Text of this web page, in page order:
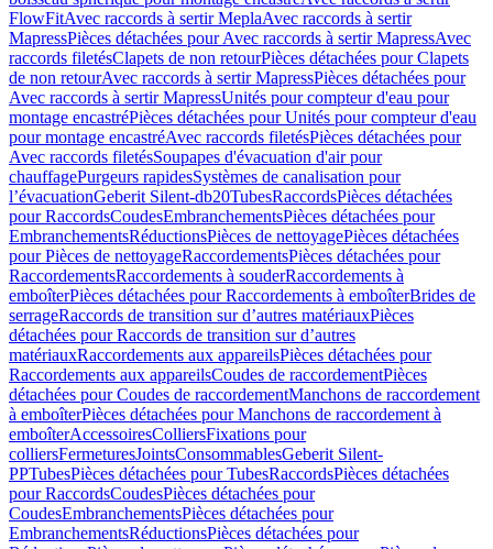
FlowFitAvec raccords à sertir MeplaAvec raccords à sertir
MapressPièces détachées pour Avec raccords à sertir MapressAvec
raccords filetésClapets de non retourPièces détachées pour Clapets
de non retourAvec raccords à sertir MapressPièces détachées pour
Avec raccords à sertir MapressUnités pour compteur d'eau pour
montage encastréPièces détachées pour Unités pour compteur d'eau
pour montage encastréAvec raccords filetésPièces détachées pour
Avec raccords filetésSoupapes d'évacuation d'air pour
chauffagePurgeurs rapidesSystèmes de canalisation pour
l’évacuationGeberit Silent-db20TubesRaccordsPièces détachées
pour RaccordsCoudesEmbranchementsPièces détachées pour
EmbranchementsRéductionsPièces de nettoyagePièces détachées
pour Pièces de nettoyageRaccordementsPièces détachées pour
RaccordementsRaccordements à souderRaccordements à
emboîterPièces détachées pour Raccordements à emboîterBrides de
serrageRaccords de transition sur d’autres matériauxPièces
détachées pour Raccords de transition sur d’autres
matériauxRaccordements aux appareilsPièces détachées pour
Raccordements aux appareilsCoudes de raccordementPièces
détachées pour Coudes de raccordementManchons de raccordement
à emboîterPièces détachées pour Manchons de raccordement à
emboîterAccessoiresColliersFixations pour
colliersFermeturesJointsConsommablesGeberit Silent-
PPTubesPièces détachées pour TubesRaccordsPièces détachées
pour RaccordsCoudesPièces détachées pour
CoudesEmbranchementsPièces détachées pour
EmbranchementsRéductionsPièces détachées pour